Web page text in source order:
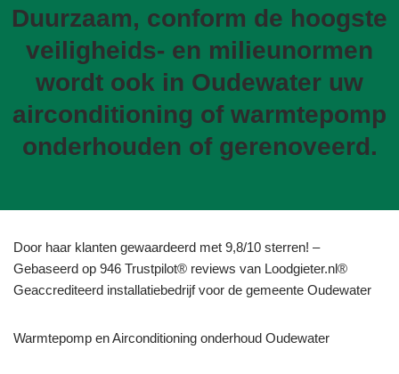
Duurzaam, conform de hoogste
veiligheids- en milieunormen
wordt ook in Oudewater uw
airconditioning of warmtepomp
onderhouden of gerenoveerd.
Door haar klanten gewaardeerd met 9,8/10 sterren! –
Gebaseerd op 946 Trustpilot® reviews van Loodgieter.nl®
Geaccrediteerd installatiebedrijf voor de gemeente Oudewater
Warmtepomp en Airconditioning onderhoud Oudewater